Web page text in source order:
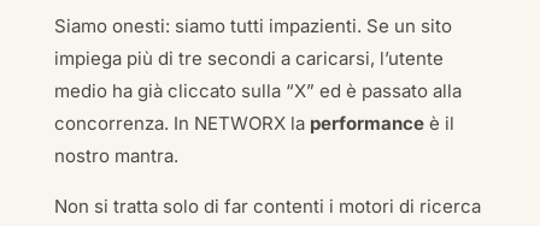
Siamo onesti: siamo tutti impazienti. Se un sito
impiega più di tre secondi a caricarsi, l’utente
medio ha già cliccato sulla “X” ed è passato alla
concorrenza. In NETWORX la performanceè il
nostro mantra.
Non si tratta solo di far contenti i motori di ricerca